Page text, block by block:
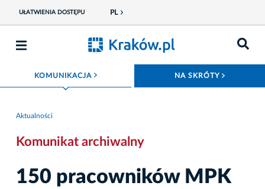
UŁATWIENIA DOSTĘPU PL
KOMUNIKACJA ROZWIŃ MENU NA SKRÓTY
Aktualności
Komunikat archiwalny
150 pracowników MPK